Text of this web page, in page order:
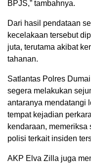
BPJS,” tambahnya.
Dari hasil pendataan
kecelakaan tersebut
juta, terutama akibat
tahanan.
Satlantas Polres
segera melakukan
antaranya mendatangi
tempat kejadian
kendaraan, memeriksa
polisi terkait insiden
AKP Elva Zilla juga